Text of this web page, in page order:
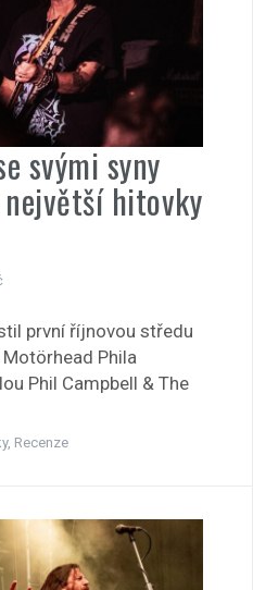
svými syny
hitovky
první říjnovou středu
Phila
Phil Campbell & The
, Recenze